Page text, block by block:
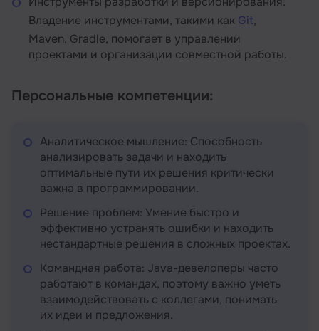
Владение инструментами, такими как Git,
Maven, Gradle, помогает в управлении
проектами и организации совместной работы.
Персональные компетенции:
Аналитическое мышление: Способность
анализировать задачи и находить
оптимальные пути их решения критически
важна в программировании.
Решение проблем: Умение быстро и
эффективно устранять ошибки и находить
нестандартные решения в сложных проектах.
Командная работа: Java-девелоперы часто
работают в командах, поэтому важно уметь
взаимодействовать с коллегами, понимать
их идеи и предложения.